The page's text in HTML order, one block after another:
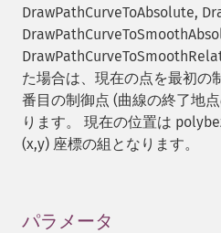
DrawPathCurveToAbsolute,
た場合は、現在の点を最初の
番目の制御点 (曲線の終了地
ります。 現在の位置は
(x,y) 座標の組となります。
パラメータ